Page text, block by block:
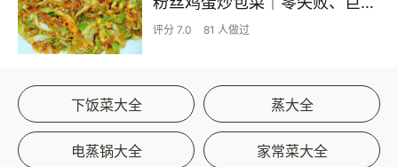
评分 7.0 81 人做过
下饭菜大全 蒸大全
电蒸锅大全 家常菜大全